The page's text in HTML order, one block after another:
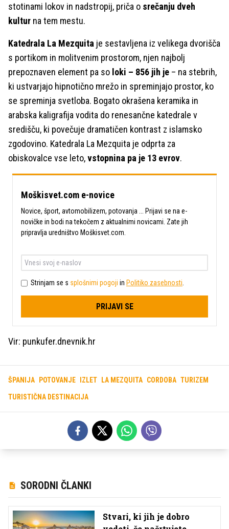
stotinami lokov in nadstropij, priča o srečanju dveh
kultur na tem mestu.
Katedrala La Mezquita je sestavljena iz velikega dvorišča
s portikom in molitvenim prostorom, njen najbolj
prepoznaven element pa so loki – 856 jih je – na stebrih,
ki ustvarjajo hipnotično mrežo in spreminjajo prostor, ko
se spreminja svetloba. Bogato okrašena keramika in
arabska kaligrafija vodita do renesančne katedrale v
središču, ki povečuje dramatičen kontrast z islamsko
zgodovino. Katedrala La Mezquita je odprta za
obiskovalce vse leto,vstopnina pa je 13 evrov.
Moškisvet.com e-novice
Novice, šport, avtomobilizem, potovanja ... Prijavi se na e-
novičke in bodi na tekočem z aktualnimi novicami. Zate jih
pripravlja uredništvo Moškisvet.com.
Strinjam se s splošnimi pogoji in Politiko zasebnosti.
PRIJAVI SE
Vir: punkufer.dnevnik.hr
ŠPANIJA POTOVANJE IZLET LA MEZQUITA CORDOBA TURIZEM
TURISTIČNA DESTINACIJA
SORODNI ČLANKI
Stvari, ki jih je dobro